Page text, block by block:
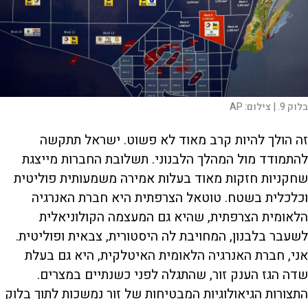
בלוק 9. | צילום:AP
זה הולך להיות קרב מאוד לא פשוט. ישראל תתקשה
להתמודד מול המהלך הלבנוני. תשלובת החברות מייצגת
שחקניות חזקות מאוד בעלות אמירה משמעותית פוליטית
וכלכלית בשטח. טוטאל הצרפתית היא חברת האנרגיה
הלאומית הצרפתית, שהיא גם המעצמה הקולוניאלית
לשעבר בלבנון, המחויבת לה היסטורית, צבאית ופוליטית.
אני, חברת האנרגיה הלאומית האיטלקית, היא גם בעלת
שדה הגז הענק זור, שהתגלה לפני כשנתיים במצרים.
התצורות הגיאולוגיות המבטיחות של זור נמשכות לתוך בלוק